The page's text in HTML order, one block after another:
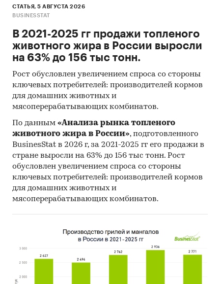
драйверы и барьеры, сценарии развития
закупок, ценообразование в условиях
волатильности
инвесторы и банки: оценка отрасли,
уровень конкуренции и инвестиционная
привлекательность рынка
Категории: Потребительские товары
Россия
СТАТЬЯ, 5 АВГУСТА 2026
BUSINESSTAT
В 2021-2025 гг продажи топленого
животного жира в России выросли
на 63% до 156 тыс тонн.
Рост обусловлен увеличением спроса со стороны
ключевых потребителей: производителей кормов
для домашних животных и
мясоперерабатывающих комбинатов.
По данным «Анализа рынка топленого
животного жира в России», подготовленного
BusinesStat в 2026 г, за 2021-2025 гг его продажи в
стране выросли на 63% до 156 тыс тонн. Рост
обусловлен увеличением спроса со стороны
ключевых потребителей: производителей кормов
для домашних животных и
мясоперерабатывающих комбинатов.